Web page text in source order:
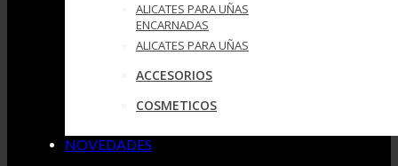
ALICATES PARA UÑAS
ENCARNADAS
ALICATES PARA UÑAS
ACCESORIOS
COSMETICOS
NOVEDADES